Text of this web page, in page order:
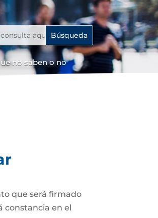
no saben o no
que será firmado
en el